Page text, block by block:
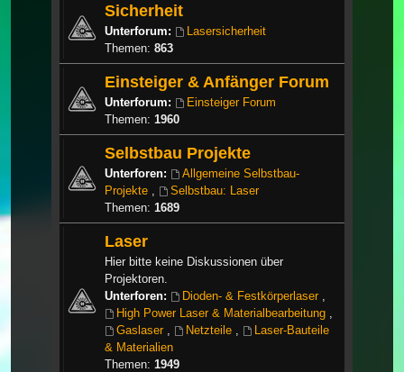
Sicherheit
Unterforum:
Lasersicherheit
Themen: 863
Einsteiger & Anfänger Forum
Unterforum:
Einsteiger Forum
Themen: 1960
Selbstbau Projekte
Unterforen:
Allgemeine Selbstbau-
Projekte ,
Selbstbau: Laser
Themen: 1689
Laser
Hier bitte keine Diskussionen über
Projektoren.
Unterforen:
Dioden- & Festkörperlaser ,
High Power Laser & Materialbearbeitung ,
Gaslaser , Netzteile ,
Laser-Bauteile
& Materialien
Themen: 1949